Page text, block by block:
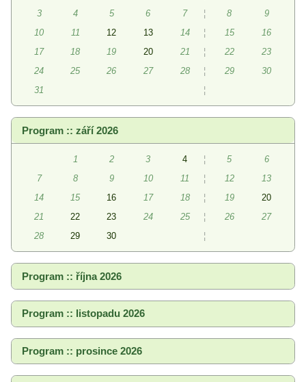
3
4 5 6 7 ¦ 8
9
10
11 12 13 14 ¦ 15
16
17
18 19 20 21 ¦ 22
23
24
25 26 27 28 ¦ 29
30
31
¦
Program :: září 2026
1 2 3 4 ¦ 5
6
7
8 9 10 11 ¦ 12
13
14
15 16 17 18 ¦ 19
20
21
22 23 24 25 ¦ 26
27
28
29 30 ¦
Program :: října 2026
Program :: listopadu 2026
Program :: prosince 2026